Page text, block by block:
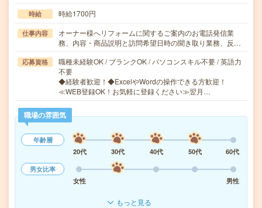
時給 時給1700円
仕事内容
オーナー様へリフォームに関するご案内のお電話発信業
務、内容・商品説明と訪問希望日時の聞き取り業務、反…
応募資格
職種未経験OK / ブランクOK / パソコンスキル不要 / 英語力
不要
◆経験者歓迎！◆ExcelやWordの操作できる方歓迎！
≪WEB登録OK！お気軽に登録ください≫翌月…
職場の雰囲気
年齢層
20代
30代 40代 50代
60代
男女比率
女性
男性
もっと見る